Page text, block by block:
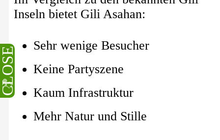
Inseln bietet Gili Asahan:
Sehr wenige Besucher
Keine Partyszene
Kaum Infrastruktur
Mehr Natur und Stille